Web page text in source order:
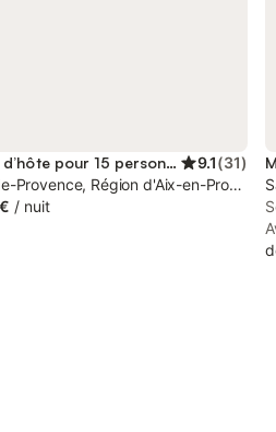
Maison d’hôte pour 15 personnes 9.1(31)
Provence, Région d'Aix-en-Provence
/ nuit